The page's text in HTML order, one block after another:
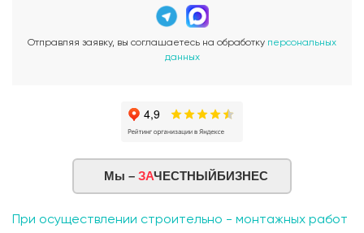
Отправляя заявку, вы соглашаетесь на обработку персональных
данных
Мы – ЗАЧЕСТНЫЙБИЗНЕС
При осуществлении строительно - монтажных работ